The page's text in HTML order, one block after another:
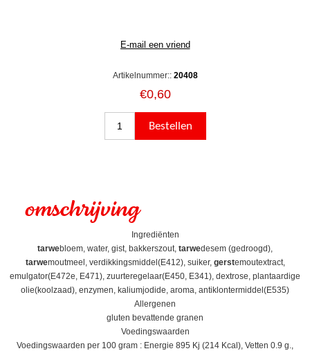
Artikelnummer:: 20408
€0,60
omschrijving
Ingrediënten
tarwebloem, water, gist, bakkerszout, tarwedesem (gedroogd),
tarwemoutmeel, verdikkingsmiddel(E412), suiker, gerstemoutextract,
emulgator(E472e, E471), zuurteregelaar(E450, E341), dextrose, plantaardige
olie(koolzaad), enzymen, kaliumjodide, aroma, antiklontermiddel(E535)
Allergenen
gluten bevattende granen
Voedingswaarden
Voedingswaarden per 100 gram : Energie 895 Kj (214 Kcal), Vetten 0.9 g.,